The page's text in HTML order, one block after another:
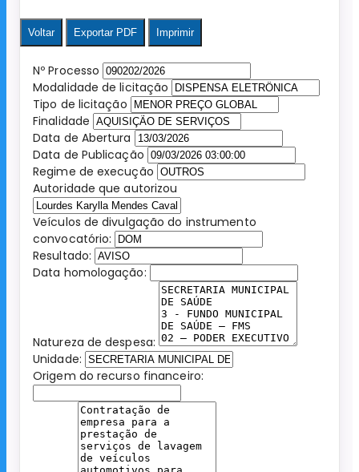
Voltar Exportar PDF Imprimir
Nº Processo
Modalidade de licitação
Tipo de licitação
Finalidade
Data de Abertura
Data de Publicação
Regime de execução
Autoridade que autorizou
Veículos de divulgação do instrumento
convocatório:
Resultado:
Data homologação:
Natureza de despesa:
Unidade:
Origem do recurso financeiro: